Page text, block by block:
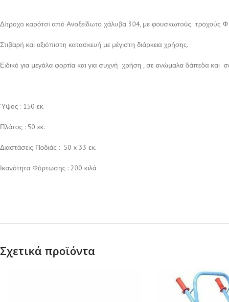
Δίτροχο καρότσι από Ανοξείδωτο χάλυβα 304, με φουσκωτούς τροχούς
Στιβαρή και αξιόπιστη κατασκευή με μέγιστη διάρκεια χρήσης.
Ειδικό για μεγάλα φορτία και για συχνή χρήση , σε ανώμαλα δάπεδα και
Ύψος : 150 εκ.
Πλάτος : 50 εκ.
Διαστάσεις Ποδιάς : 50 x 33 εκ.
Ικανότητα Φόρτωσης : 200 κιλά
Σχετικά προϊόντα